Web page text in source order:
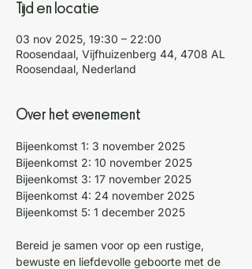
Tijd en locatie
03 nov 2025, 19:30 – 22:00
Roosendaal, Vijfhuizenberg 44, 4708 AL
Roosendaal, Nederland
Over het evenement
Bijeenkomst 1: 3 november 2025
Bijeenkomst 2: 10 november 2025
Bijeenkomst 3: 17 november 2025
Bijeenkomst 4: 24 november 2025
Bijeenkomst 5: 1 december 2025
Bereid je samen voor op een rustige,
bewuste en liefdevolle geboorte met de